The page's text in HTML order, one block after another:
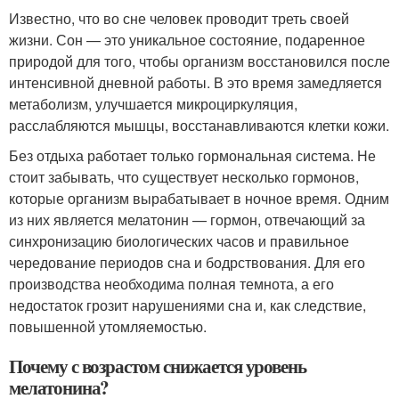
Известно, что во сне человек проводит треть своей
жизни. Сон — это уникальное состояние, подаренное
природой для того, чтобы организм восстановился после
интенсивной дневной работы. В это время замедляется
метаболизм, улучшается микроциркуляция,
расслабляются мышцы, восстанавливаются клетки кожи.
Без отдыха работает только гормональная система. Не
стоит забывать, что существует несколько гормонов,
которые организм вырабатывает в ночное время. Одним
из них является мелатонин — гормон, отвечающий за
синхронизацию биологических часов и правильное
чередование периодов сна и бодрствования. Для его
производства необходима полная темнота, а его
недостаток грозит нарушениями сна и, как следствие,
повышенной утомляемостью.
Почему с возрастом снижается уровень
мелатонина?